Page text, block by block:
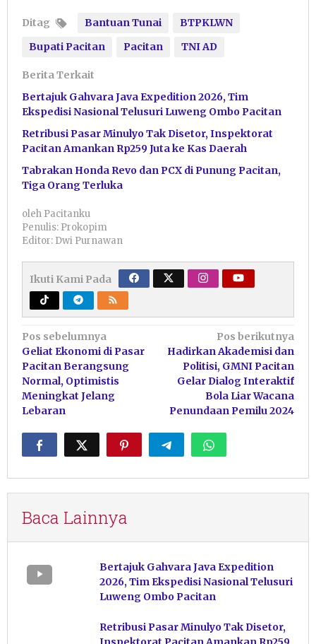
Ditag Bantuan Tunai
BTPKLWN
Bupati Pacitan
Pacitan TNI AD
Berita Terkait
Bertajuk Gahvara Java Expedition 2026, Tim
Ekspedisi Nasional Telusuri Luweng Ombo Pacitan
Retribusi Pasar Minulyo Tak Disetor, Inspektorat
Pacitan Amankan Rp259 Juta ke Kas Daerah
Tabrakan Honda Revo dan PCX di Punung Pacitan,
Tiga Orang Terluka
oleh Pacitanku
Penulis: Prokopim
Editor: Dwi Purnawan
Ikuti Kami Pada
Navigasi
pos
Pos sebelumnya
Geliat Ekonomi di Pasar
Pacitan Berangsung
Normal, Optimistis
Meningkat Jelang
Lebaran
Pos berikutnya
Hadirkan Akademisi dan
Politisi, GMNI Pacitan
Gelar Dialog Interaktif
Bola Liar Wacana
Penundaan Pemilu 2024
Baca Lainnya
Bertajuk Gahvara Java Expedition
2026, Tim Ekspedisi Nasional Telusuri
Luweng Ombo Pacitan
Retribusi Pasar Minulyo Tak Disetor,